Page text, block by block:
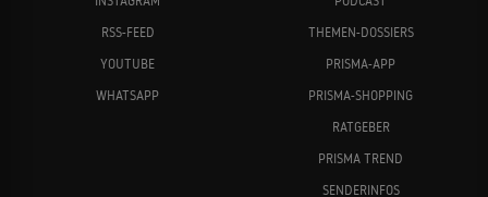
RSS-FEED
YOUTUBE
WHATSAPP
THEMEN-DOSSIERS
PRISMA-APP
PRISMA-SHOPPING
RATGEBER
PRISMA TREND
SENDERINFOS